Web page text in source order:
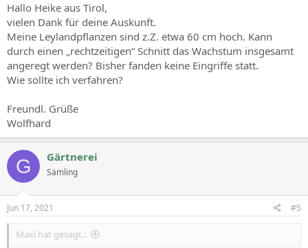
Hallo Heike aus Tirol,
vielen Dank für deine Auskunft.
Meine Leylandpflanzen sind z.Z. etwa 60 cm hoch. Kann
durch einen „rechtzeitigen“ Schnitt das Wachstum insgesamt
angeregt werden? Bisher fanden keine Eingriffe statt.
Wie sollte ich verfahren?
Freundl. Grüße
Wolfhard
G Gärtnerei
Sämling
Jun 17, 2021 #5
Maxi hat gesagt.: